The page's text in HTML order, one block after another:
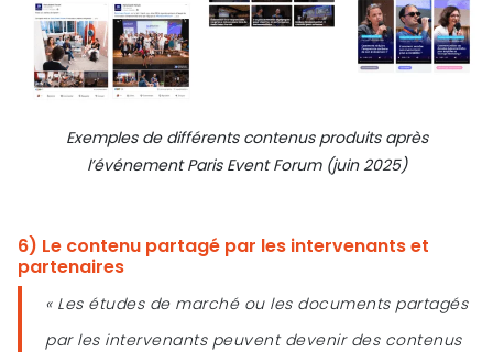
Exemples de différents contenus produits après
l’événement Paris Event Forum (juin 2025)
6) Le contenu partagé par les intervenants et
partenaires
« Les études de marché ou les documents partagés
par les intervenants peuvent devenir des contenus